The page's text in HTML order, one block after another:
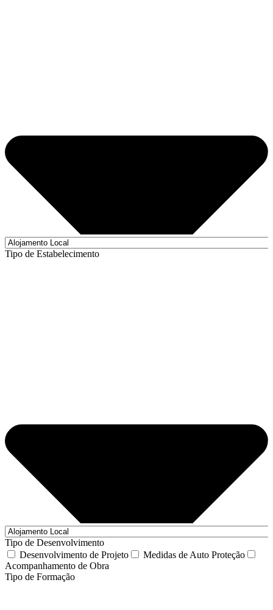
Tipo de Estabelecimento
Tipo de Desenvolvimento
Desenvolvimento de Projeto
Medidas de Auto Proteção
Acompanhamento de Obra
Tipo de Formação